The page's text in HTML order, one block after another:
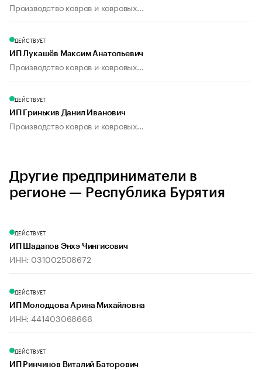
Производство ковров и ковровых...
ДЕЙСТВУЕТ
ИП Лукашёв Максим Анатольевич
Производство ковров и ковровых...
ДЕЙСТВУЕТ
ИП Гринькив Данил Иванович
Производство ковров и ковровых...
Другие предприниматели в
регионе — Республика Бурятия
ДЕЙСТВУЕТ
ИП Шадапов Энхэ Чингисович
ИНН: 031002508672
ДЕЙСТВУЕТ
ИП Молодцова Арина Михайловна
ИНН: 441403068666
ДЕЙСТВУЕТ
ИП Ринчинов Виталий Баторович